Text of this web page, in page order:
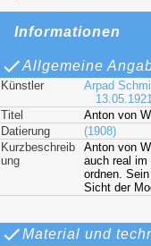
Informationen
Allgemeine
Künstler
Arpad
Titel
Anton von
Datierung
(1908)
Kurzbeschreib
ung
Anton von
auch real im
ordnen.
Sicht der
Material und